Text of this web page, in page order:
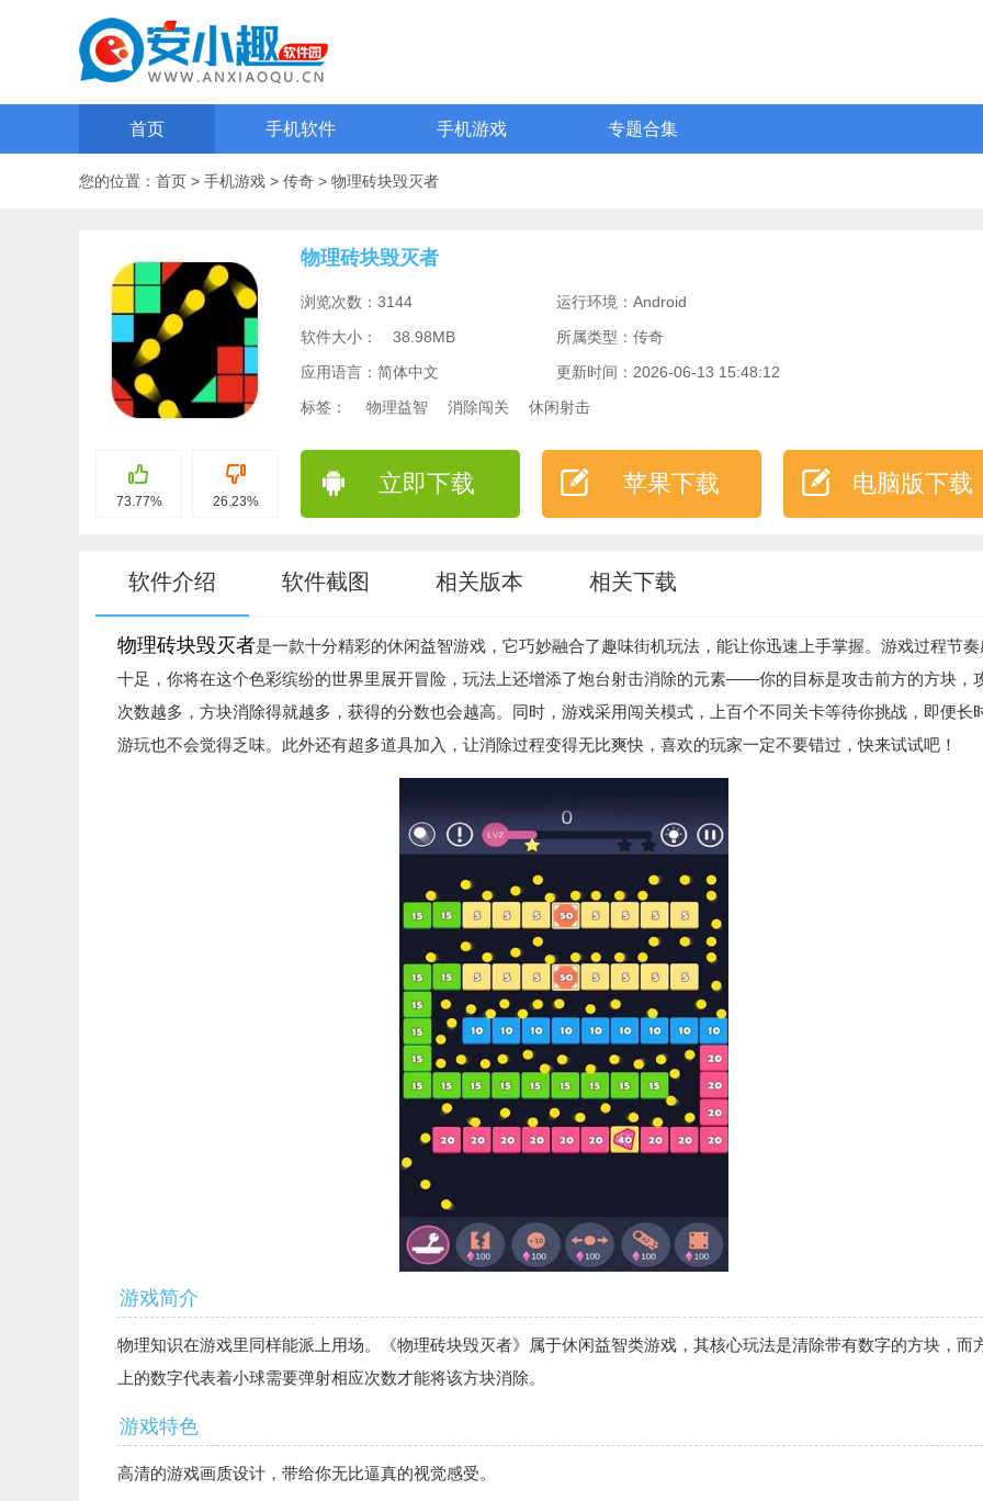
首页 手机软件 手机游戏 专题合集
您的位置： 首页 > 手机游戏 > 传奇 > 物理砖块毁灭者
73.77% 26.23%
物理砖块毁灭者
浏览次数：3144
运行环境：Android
软件大小：
38.98MB
所属类型：传奇
应用语言：简体中文
更新时间：2026-06-13 15:48:12
标签：
物理益智 消除闯关 休闲射击
立即下载 苹果下载 电脑版下载
软件介绍 软件截图 相关版本 相关下载
物理砖块毁灭者是一款十分精彩的休闲益智游戏，它巧妙融合了趣味街机玩法，能让你迅速上手掌握。游戏过程节奏
十足，你将在这个色彩缤纷的世界里展开冒险，玩法上还增添了炮台射击消除的元素——你的目标是攻击前方的方块，
次数越多，方块消除得就越多，获得的分数也会越高。同时，游戏采用闯关模式，上百个不同关卡等待你挑战，即便长
游玩也不会觉得乏味。此外还有超多道具加入，让消除过程变得无比爽快，喜欢的玩家一定不要错过，快来试试吧！
游戏简介
物理知识在游戏里同样能派上用场。《物理砖块毁灭者》属于休闲益智类游戏，其核心玩法是清除带有数字的方块，而
上的数字代表着小球需要弹射相应次数才能将该方块消除。
游戏特色
高清的游戏画质设计，带给你无比逼真的视觉感受。